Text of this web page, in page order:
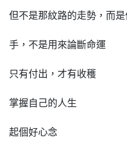
但不是那紋路的走勢，而
手，不是用來論斷命運
只有付出，才有收穫
掌握自己的人生
起個好心念